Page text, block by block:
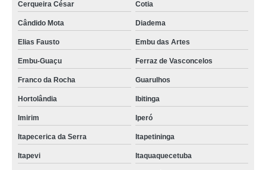
Cerqueira César Cotia
Cândido Mota Diadema
Elias Fausto Embu das Artes
Embu-Guaçu Ferraz de Vasconcelos
Franco da Rocha Guarulhos
Hortolândia Ibitinga
Imirim Iperó
Itapecerica da Serra Itapetininga
Itapevi Itaquaquecetuba